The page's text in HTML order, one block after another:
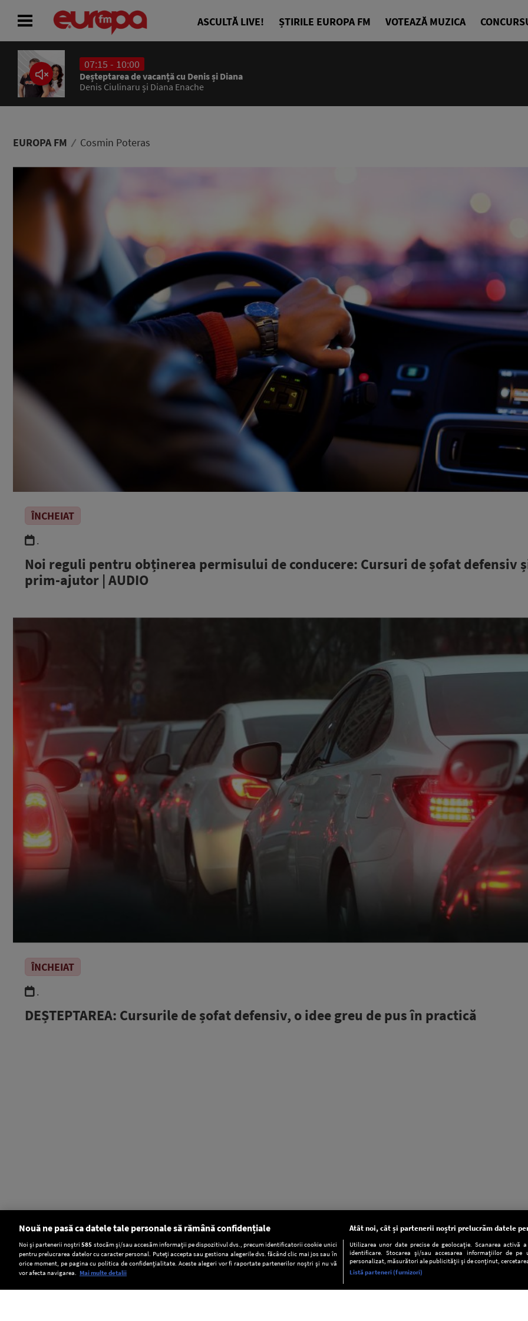
ASCULTĂ LIVE! ȘTIRILE EUROPA FM VOTEAZĂ MUZICA
07:15 - 10:00
Deșteptarea de vacanță cu Denis și Diana
Denis Ciulinaru și Diana Enache
EUROPA FM Cosmin Poteras
ÎNCHEIAT
.
Noi reguli pentru obținerea permisului de conducere: Cursuri de șofat defensiv
prim-ajutor | AUDIO
ÎNCHEIAT
.
DEȘTEPTAREA: Cursurile de șofat defensiv, o idee greu de pus în practică
ACASĂ
ȘTIRI
PODCAST
ASCULTĂ LIVE
Setări:
Dark Mode
Nouă ne pasă ca datele tale personale să rămână confidențiale
Noi și partenerii noștri585 stocăm și/sau accesăm informații pe dispozitivul dvs., precum identificatorii cookie unici
pentru prelucrarea datelor cu caracter personal. Puteți accepta sau gestiona alegerile dvs. făcând clic mai jos sau în
orice moment, pe pagina cu politica de confidențialitate. Aceste alegeri vor fi raportate partenerilor noștri și nu vă
vor afecta navigarea. Mai multe detalii
Atât noi, cât și partenerii noștri prelucrăm datele
Utilizarea unor date precise de geolocație. Scanarea activă
identificare. Stocarea și/sau accesarea informațiilor de
personalizat, măsurători ale publicității și de conținut,
Listă parteneri (furnizori)